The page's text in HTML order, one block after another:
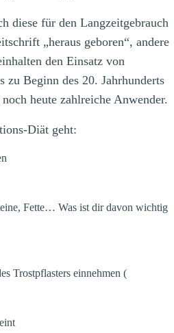
diese für den Langzeitgebrauch
„heraus geboren“, andere
den Einsatz von
Beginn des 20. Jahrhunderts
heute zahlreiche Anwender.
Diät geht:
Fette… Was ist dir davon wichtig
Trostpflasters einnehmen (